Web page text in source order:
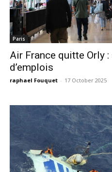
Paris
Air France quitte Orly
d’emplois
raphael Fouquet - 17 October 2025